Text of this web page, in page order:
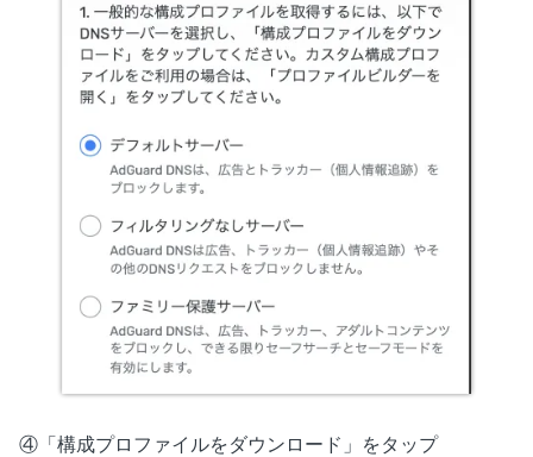
④「構成プロファイルをダウンロード」をタップ